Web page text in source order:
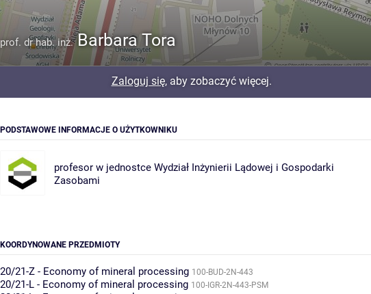
prof. dr hab. inż. Barbara Tora
Zaloguj się, aby zobaczyć więcej.
PODSTAWOWE INFORMACJE O UŻYTKOWNIKU
profesor w jednostce Wydział Inżynierii Lądowej i Gospodarki
Zasobami
KOORDYNOWANE PRZEDMIOTY
20/21-Z - Economy of mineral processing 100-BUD-2N-443
20/21-L - Economy of mineral processing 100-IGR-2N-443-PSM